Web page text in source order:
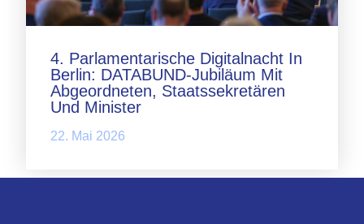
4. Parlamentarische Digitalnacht In
Berlin: DATABUND-Jubiläum Mit
Abgeordneten, Staatssekretären
Und Minister
22. Mai 2026